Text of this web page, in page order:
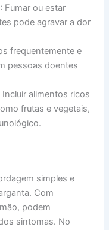
: Fumar ou estar
pode agravar a dor
frequentemente e
pessoas doentes
Incluir alimentos ricos
frutas e vegetais,
simples e
Com
podem
sintomas. No